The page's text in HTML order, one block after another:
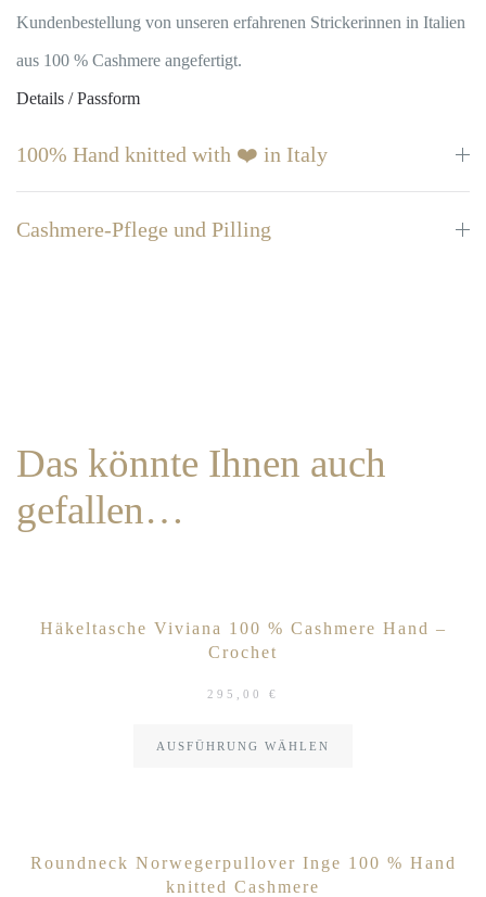
Kundenbestellung von unseren erfahrenen Strickerinnen in Italien
aus 100 % Cashmere angefertigt.
Details / Passform
100% Hand knitted with ❤️ in Italy
Cashmere-Pflege und Pilling
Das könnte Ihnen auch
gefallen…
Häkeltasche Viviana 100 % Cashmere Hand –
Crochet
295,00 €
AUSFÜHRUNG WÄHLEN
Roundneck Norwegerpullover Inge 100 % Hand
knitted Cashmere